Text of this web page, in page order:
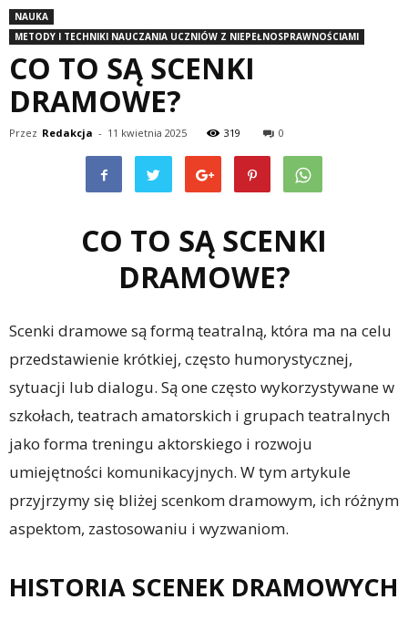
NAUKA
METODY I TECHNIKI NAUCZANIA UCZNIÓW Z NIEPEŁNOSPRAWNOŚCIAMI
CO TO SĄ SCENKI
DRAMOWE?
Przez Redakcja - 11 kwietnia 2025 319 0
CO TO SĄ SCENKI
DRAMOWE?
Scenki dramowe są formą teatralną, która ma na celu
przedstawienie krótkiej, często humorystycznej,
sytuacji lub dialogu. Są one często wykorzystywane w
szkołach, teatrach amatorskich i grupach teatralnych
jako forma treningu aktorskiego i rozwoju
umiejętności komunikacyjnych. W tym artykule
przyjrzymy się bliżej scenkom dramowym, ich różnym
aspektom, zastosowaniu i wyzwaniom.
HISTORIA SCENEK DRAMOWYCH